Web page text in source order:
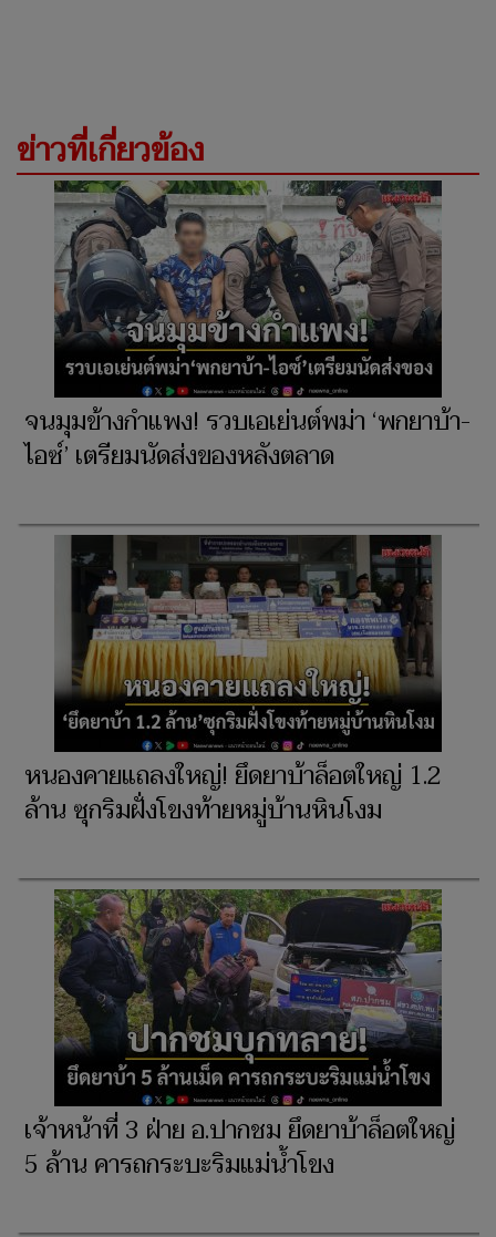
ข่าวที่เกี่ยวข้อง
จนมุมข้างกำแพง! รวบเอเย่นต์พม่า ‘พกยาบ้า-
ไอซ์’ เตรียมนัดส่งของหลังตลาด
หนองคายแถลงใหญ่! ยึดยาบ้าล็อตใหญ่ 1.2
ล้าน ซุกริมฝั่งโขงท้ายหมู่บ้านหินโงม
เจ้าหน้าที่ 3 ฝ่าย อ.ปากชม ยึดยาบ้าล็อตใหญ่
5 ล้าน คารถกระบะริมแม่น้ำโขง